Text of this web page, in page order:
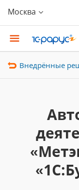
Москва
Внедрённые